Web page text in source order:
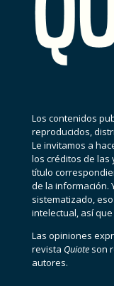
Los contenidos
reproducidos,
Le invitamos a
los créditos de las
título
de la información.
sistematizado,
intelectual, así
Las opiniones
revista Quioteson
autores.